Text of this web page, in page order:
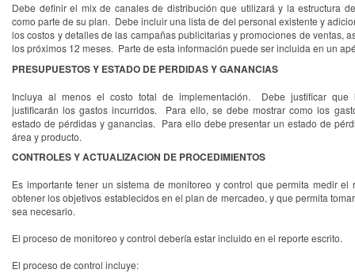
Debe definir el mix de canales de distribución que utilizará y la estructura
como parte de su plan. Debe incluir una lista de del personal existente y
los costos y detalles de las campañas publicitarias y promociones de ventas,
los próximos 12 meses. Parte de esta información puede ser incluida en un
PRESUPUESTOS Y ESTADO DE PERDIDAS Y GANANCIAS
Incluya al menos el costo total de implementación. Debe justificar que
justificarán los gastos incurridos. Para ello, se debe mostrar como los
estado de pérdidas y ganancias. Para ello debe presentar un estado de
área y producto.
CONTROLES Y ACTUALIZACION DE PROCEDIMIENTOS
Es importante tener un sistema de monitoreo y control que permita medir el
obtener los objetivos establecidos en el plan de mercadeo, y que permita
sea necesario.
El proceso de monitoreo y control debería estar incluido en el reporte escrito.
El proceso de control incluye: